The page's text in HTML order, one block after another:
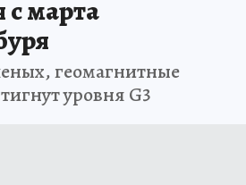
марта
геомагнитные
уровня G3